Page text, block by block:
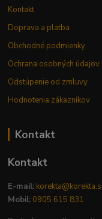
Kontakt
Doprava a platba
Obchodné podmienky
Ochrana osobných údajov
Odstúpenie od zmluvy
Hodnotenia zákazníkov
Kontakt
Kontakt
E-mail:
Mobil: 0905 615 831